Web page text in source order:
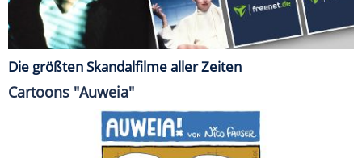
Die größten Skandalfilme aller Zeiten
Cartoons "Auweia"